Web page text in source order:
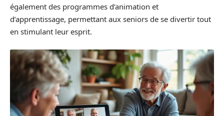
également des programmes d’animation et
d’apprentissage, permettant aux seniors de se divertir tout
en stimulant leur esprit.